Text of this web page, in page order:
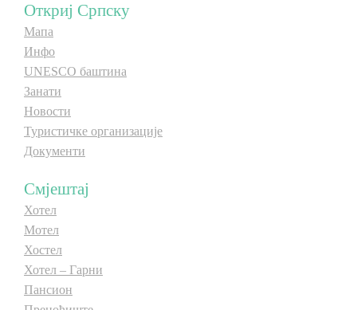
Откриј Српску
Мапа
Инфо
UNESCO баштина
Занати
Новости
Туристичке организације
Документи
Смјештај
Хотел
Мотел
Хостел
Хотел – Гарни
Пансион